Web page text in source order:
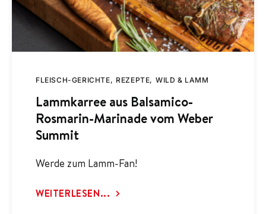
FLEISCH-GERICHTE REZEPTE WILD & LAMM
Lammkarree aus Balsamico-
Rosmarin-Marinade vom Weber
Summit
Werde zum Lamm-Fan!
WEITERLESEN...